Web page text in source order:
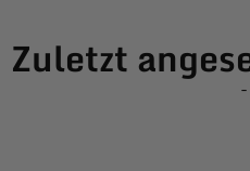
Zuletzt
-